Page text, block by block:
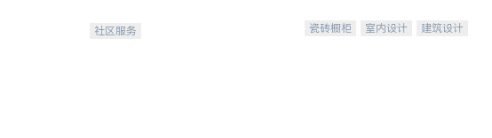
社区服务 瓷砖橱柜 室内设计
建筑设计